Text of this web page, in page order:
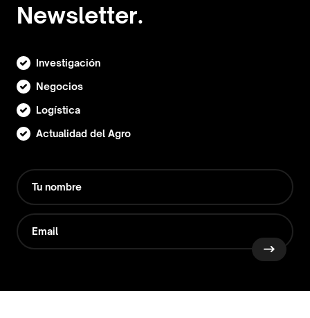
Newsletter.
Investigación
Negocios
Logística
Actualidad del Agro